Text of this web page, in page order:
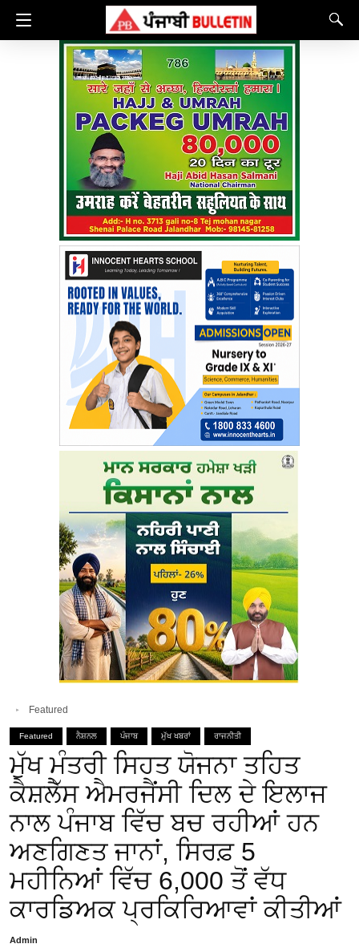
Featured
Featured ਨੈਸ਼ਨਲ ਪੰਜਾਬ ਮੁੱਖ ਖਬਰਾਂ ਰਾਜਨੀਤੀ
ਮੁੱਖ ਮੰਤਰੀ ਸਿਹਤ ਯੋਜਨਾ ਤਹਿਤ
ਕੈਸ਼ਲੈੱਸ ਐਮਰਜੈਂਸੀ ਦਿਲ ਦੇ ਇਲਾਜ
ਨਾਲ ਪੰਜਾਬ ਵਿੱਚ ਬਚ ਰਹੀਆਂ ਹਨ
ਅਣਗਿਣਤ ਜਾਨਾਂ, ਸਿਰਫ਼ 5
ਮਹੀਨਿਆਂ ਵਿੱਚ 6,000 ਤੋਂ ਵੱਧ
ਕਾਰਡਿਅਕ ਪ੍ਰਕਿਰਿਆਵਾਂ ਕੀਤੀਆਂ
Admin